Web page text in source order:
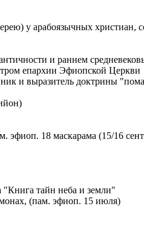
у арабоязычных христиан,
и раннем
епархии Эфиопской Церкви
и выразитель доктрины
эфиоп. 18 маскарама (15/16
"Книга тайн неба и земли"
(пам. эфиоп. 15 июля)